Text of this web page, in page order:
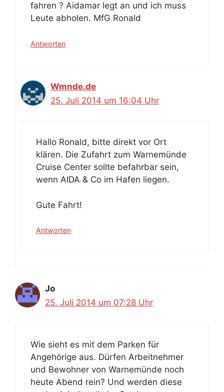
fahren ? Aidamar legt an und ich muss
Leute abholen. MfG Ronald
Antworten
Wmnde.de
25. Juli 2014 um 16:04 Uhr
Hallo Ronald, bitte direkt vor Ort
klären. Die Zufahrt zum Warnemünde
Cruise Center sollte befahrbar sein,
wenn AIDA & Co im Hafen liegen.
Gute Fahrt!
Antworten
Jo
25. Juli 2014 um 07:28 Uhr
Wie sieht es mit dem Parken für
Angehörige aus. Dürfen Arbeitnehmer
und Bewohner von Warnemünde noch
heute Abend rein? Und werden diese